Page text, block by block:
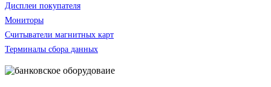
Дисплеи покупателя
Мониторы
Считыватели магнитных карт
Терминалы сбора данных